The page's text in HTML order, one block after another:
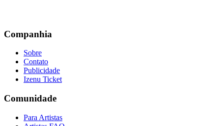
Companhia
Sobre
Contato
Publicidade
Izenu Ticket
Comunidade
Para Artistas